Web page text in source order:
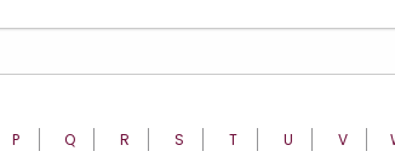
P Q R S T U V